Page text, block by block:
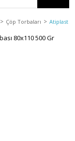
Çöp Torbaları Atiplast